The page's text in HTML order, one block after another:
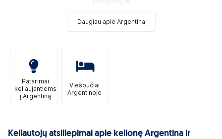
atvykėliai i&
Daugiau apie Argentiną
Patarimai
keliaujantiems
į Argentiną
Viešbučiai
Argentinoje
Keliautojų atsiliepimai apie kelionę Argentina ir